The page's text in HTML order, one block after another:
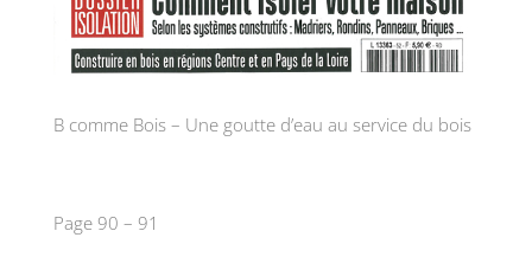
B comme Bois – Une goutte d’eau au service du bois
Page 90 – 91